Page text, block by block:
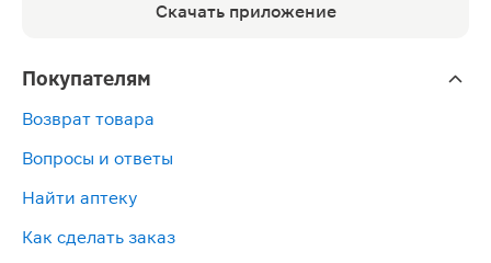
Скачать приложение
Покупателям
Возврат товара
Вопросы и ответы
Найти аптеку
Как сделать заказ